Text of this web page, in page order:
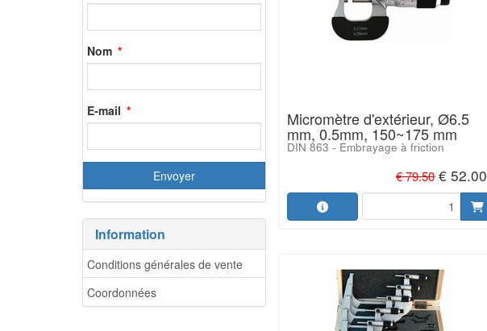
Nom
E-mail
Information
Conditions générales de vente
Coordonnées
Micromètre d'extérieur, Ø6.5
mm, 0.5mm, 150~175 mm
DIN 863 - Embrayage à friction
€ 79.50 € 52.00